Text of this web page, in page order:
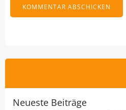
Neueste Beiträge